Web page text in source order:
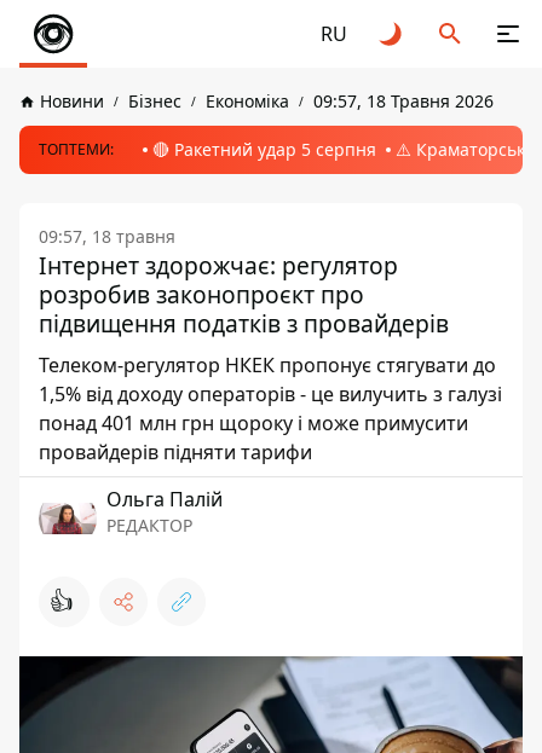
RU
Новини Бізнес Економіка 09:57, 18 Травня 2026
ТОПТЕМИ: 🔴 Ракетний удар 5 серпня ⚠️ Краматорськ,
09:57, 18 травня
Інтернет здорожчає: регулятор
розробив законопроєкт про
підвищення податків з провайдерів
Телеком-регулятор НКЕК пропонує стягувати до
1,5% від доходу операторів - це вилучить з галузі
понад 401 млн грн щороку і може примусити
провайдерів підняти тарифи
Ольга Палій
РЕДАКТОР
👍